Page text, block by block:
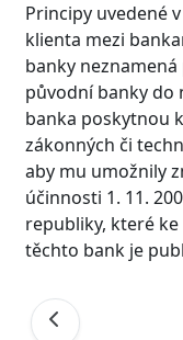
Principy uvedené
klienta mezi
banky
původní banky do
banka poskytnou
zákonných či
aby mu umožnily
účinnosti 1. 11.
republiky, které
těchto bank je